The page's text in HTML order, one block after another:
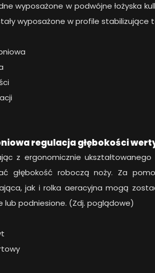
wyposażone w podwójne łożyska
wyposażone w profile stabilizujące
regulacja głębokości
z ergonomicznie
głębokość roboczą noży. Za
jak i rolka aeracyjna mogą
lub podniesione. (Zdj. poglądowe)